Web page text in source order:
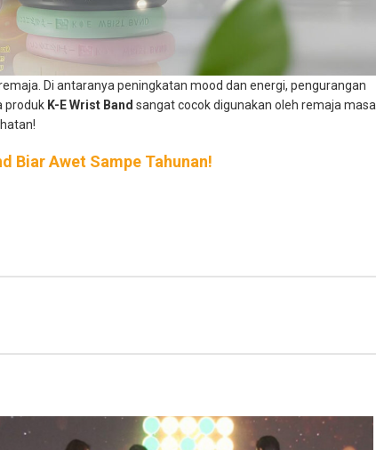
Di antaranya peningkatan mood dan energi, pengurangan
produk K-E Wrist Band sangat cocok digunakan oleh remaja masa
Biar Awet Sampe Tahunan!